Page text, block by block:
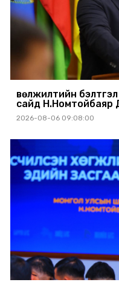
Өвөлжилтийн
сайд Н.Номтойбаяр
2026-08-06 09:08:00